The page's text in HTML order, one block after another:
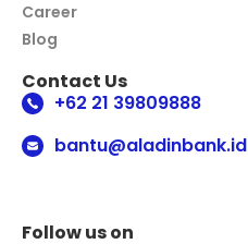
Career
Blog
Contact Us
+62 21 39809888
bantu@aladinbank.id
Follow us on